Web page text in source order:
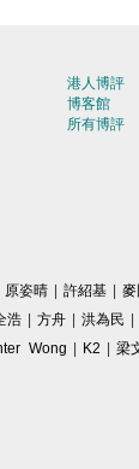
港人博評
博客館
所有博評
原姿晴 | 許紹基 |
浩 | 方舟 | 洪為民 |
Wong | K2 | 梁